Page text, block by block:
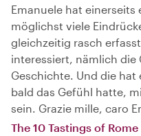
Emanuele hat
möglichst viele
gleichzeitig rasch
interessiert, nämlich
Geschichte. Und die hat
bald das Gefühl hatte,
sein. Grazie mille, caro
The 10 Tastings of Rome